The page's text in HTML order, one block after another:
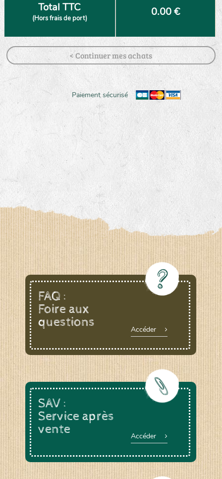
Total TTC
(Hors frais de port) 0.00 €
< Continuer mes achats
Paiement sécurisé
FAQ :
Foire aux
questions
Accéder
SAV :
Service après
vente
Accéder